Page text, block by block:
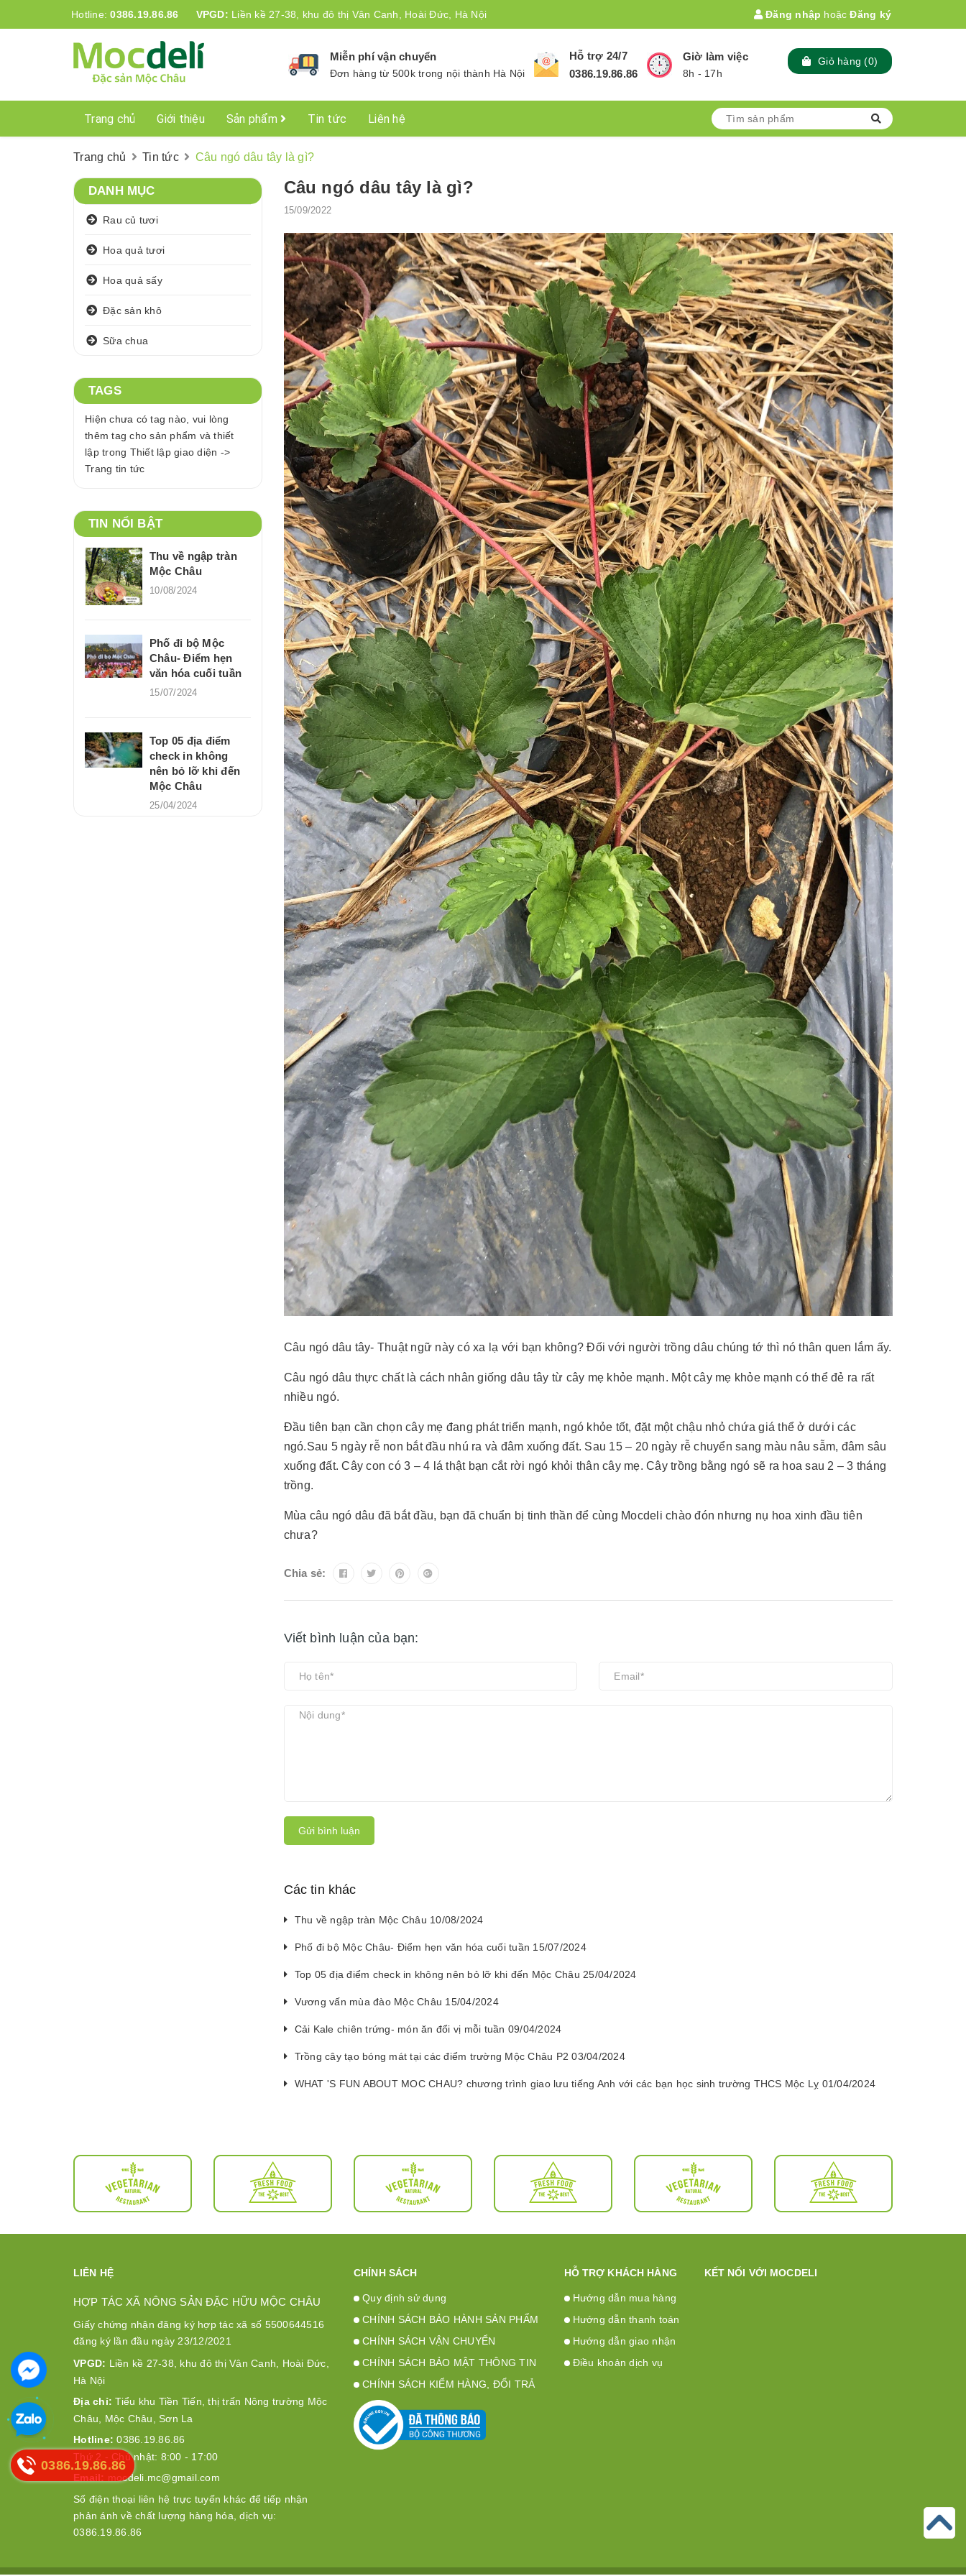
Hotline:0386.19.86.86 VPGD: Liền kề 27-38, khu đô thị Vân Canh, Hoài Đức, Hà Nội Đăng nhập hoặc Đăng ký
Miễn phí vận chuyển
Đơn hàng từ 500k trong nội thành Hà Nội
Hỗ trợ 24/7
0386.19.86.86
Giờ làm việc
8h - 17h
Giỏ hàng (0)
Trang chủ Giới thiệu Sản phẩm Tin tức Liên hệ
Trang chủ Tin tức Câu ngó dâu tây là gì?
Câu ngó dâu tây là gì?
15/09/2022
Câu ngó dâu tây- Thuật ngữ này có xa lạ với bạn không? Đối với người trồng dâu chúng tớ thì nó thân quen lắm ấy.
Câu ngó dâu thực chất là cách nhân giống dâu tây từ cây mẹ khỏe mạnh. Một cây mẹ khỏe mạnh có thể đẻ ra rất
nhiều ngó.
Đầu tiên bạn cần chọn cây mẹ đang phát triển mạnh, ngó khỏe tốt, đặt một chậu nhỏ chứa giá thể ở dưới các
ngó.Sau 5 ngày rễ non bắt đầu nhú ra và đâm xuống đất. Sau 15 – 20 ngày rễ chuyển sang màu nâu sẫm, đâm sâu
xuống đất. Cây con có 3 – 4 lá thật bạn cắt rời ngó khỏi thân cây mẹ. Cây trồng bằng ngó sẽ ra hoa sau 2 – 3 tháng
trồng.
Mùa câu ngó dâu đã bắt đầu, bạn đã chuẩn bị tinh thần để cùng Mocdeli chào đón nhưng nụ hoa xinh đầu tiên
chưa?
Chia sẻ:
Viết bình luận của bạn:
Gửi bình luận
Các tin khác
Thu về ngập tràn Mộc Châu 10/08/2024
Phố đi bộ Mộc Châu- Điểm hẹn văn hóa cuối tuần 15/07/2024
Top 05 địa điểm check in không nên bỏ lỡ khi đến Mộc Châu 25/04/2024
Vương vấn mùa đào Mộc Châu 15/04/2024
Cải Kale chiên trứng- món ăn đổi vị mỗi tuần 09/04/2024
Trồng cây tạo bóng mát tại các điểm trường Mộc Châu P2 03/04/2024
WHAT 'S FUN ABOUT MOC CHAU? chương trình giao lưu tiếng Anh với các bạn học sinh trường THCS Mộc Lỵ 01/04/2024
DANH MỤC
Rau củ tươi
Hoa quả tươi
Hoa quả sấy
Đặc sản khô
Sữa chua
TAGS
Hiện chưa có tag nào, vui lòng
thêm tag cho sản phẩm và thiết
lập trong Thiết lập giao diện ->
Trang tin tức
TIN NỔI BẬT
Thu về ngập tràn
Mộc Châu
10/08/2024
Phố đi bộ Mộc
Châu- Điểm hẹn
văn hóa cuối tuần
15/07/2024
Top 05 địa điểm
check in không
nên bỏ lỡ khi đến
Mộc Châu
25/04/2024
LIÊN HỆ
HỢP TÁC XÃ NÔNG SẢN ĐẶC HỮU MỘC CHÂU
Giấy chứng nhận đăng ký hợp tác xã số 5500644516
đăng ký lần đầu ngày 23/12/2021
VPGD: Liền kề 27-38, khu đô thị Vân Canh, Hoài Đức,
Hà Nội
Địa chỉ: Tiểu khu Tiền Tiến, thị trấn Nông trường Mộc
Châu, Mộc Châu, Sơn La
Hotline: 0386.19.86.86
Thứ 2 - Chủ nhật: 8:00 - 17:00
Email: mocdeli.mc@gmail.com
Số điện thoại liên hệ trực tuyến khác để tiếp nhận
phản ánh về chất lượng hàng hóa, dịch vụ:
0386.19.86.86
CHÍNH SÁCH
Quy định sử dụng
CHÍNH SÁCH BẢO HÀNH SẢN PHẨM
CHÍNH SÁCH VẬN CHUYỂN
CHÍNH SÁCH BẢO MẬT THÔNG TIN
CHÍNH SÁCH KIỂM HÀNG, ĐỔI TRẢ
HỖ TRỢ KHÁCH HÀNG
Hướng dẫn mua hàng
Hướng dẫn thanh toán
Hướng dẫn giao nhận
Điều khoản dịch vụ
KẾT NỐI VỚI MOCDELI
0386.19.86.86